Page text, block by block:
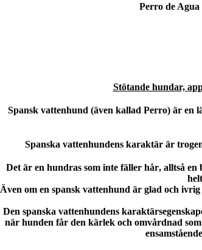
Perro de
Stötande hundar,
Spansk vattenhund (även kallad Perro) är en
Spanska vattenhundens karaktär är
Det är en hundras som inte fäller hår, alltså en
Även om en spansk vattenhund är glad och
Den spanska vattenhundens
när hunden får den kärlek och omvårdnad